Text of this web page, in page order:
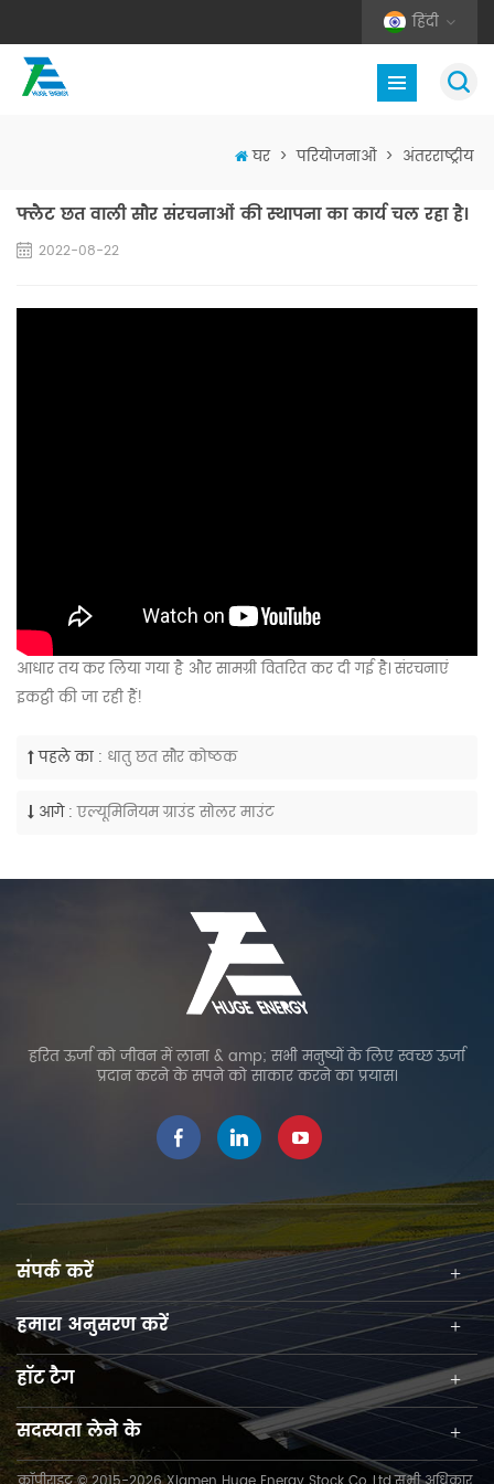
हिंदी
घर > परियोजनाओं > अंतरराष्ट्रीय
फ्लैट छत वाली सौर संरचनाओं की स्थापना का कार्य चल रहा है।
2022-08-22
आधार तय कर लिया गया है और सामग्री वितरित कर दी गई है। संरचनाएं
इकट्ठी की जा रही हैं!
पहले का : धातु छत सौर कोष्ठक
आगे : एल्यूमिनियम ग्राउंड सोलर माउंट
हरित ऊर्जा को जीवन में लाना & amp; सभी मनुष्यों के लिए स्वच्छ ऊर्जा
प्रदान करने के सपने को साकार करने का प्रयास।
संपर्क करें
हमारा अनुसरण करें
हॉट टैग
सदस्यता लेने के